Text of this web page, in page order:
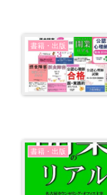
書籍・出版
書籍・出版